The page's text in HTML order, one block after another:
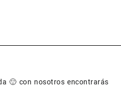
🙂 con nosotros encontrarás